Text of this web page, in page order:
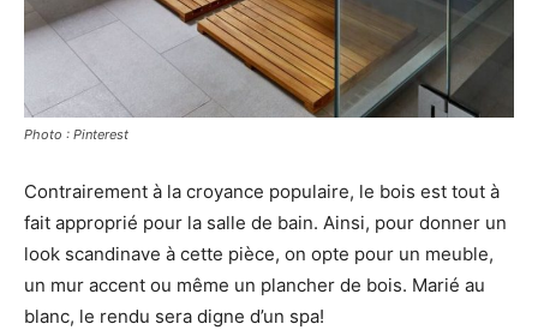
Photo : Pinterest
Contrairement à la croyance populaire, le bois est tout à
fait approprié pour la salle de bain. Ainsi, pour donner un
look scandinave à cette pièce, on opte pour un meuble,
un mur accent ou même un plancher de bois. Marié au
blanc, le rendu sera digne d’un spa!